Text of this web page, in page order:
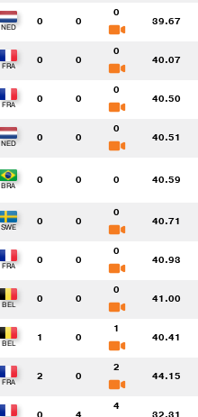
0 0
0
39.67
0 0
0
40.07
0 0
0
40.50
0 0
0
40.51
0 0 0 40.59
0 0
0
40.71
0 0
0
40.93
0 0
0
41.00
1 0
1
40.41
2 0
2
44.15
4